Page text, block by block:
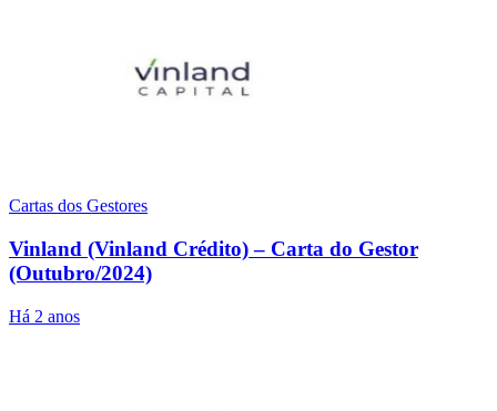
Cartas dos Gestores
Vinland (Vinland Crédito) – Carta do Gestor
(Outubro/2024)
Há 2 anos